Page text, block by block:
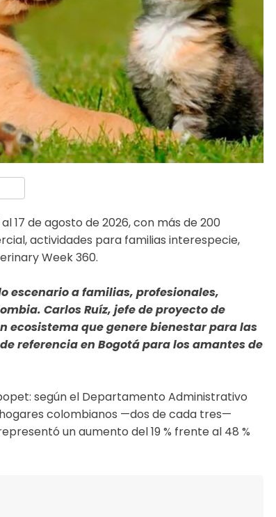
17 de agosto de 2026, con más de 200
actividades para familias interespecie,
Week 360.
escenario a familias, profesionales,
Carlos Ruíz, jefe de proyecto de
ecosistema que genere bienestar para las
referencia en Bogotá para los amantes de
según el Departamento Administrativo
hogares colombianos —dos de cada tres—
un aumento del 19 % frente al 48 %